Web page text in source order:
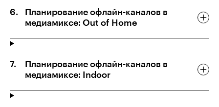
Планирование офлайн-каналов в
медиамиксе: Out of Home
Планирование офлайн-каналов в
медиамиксе: Indoor